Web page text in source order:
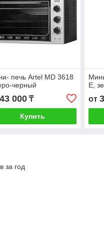
печь Artel MD 3618
черный
43 000₸
Купить
E,
от
за год